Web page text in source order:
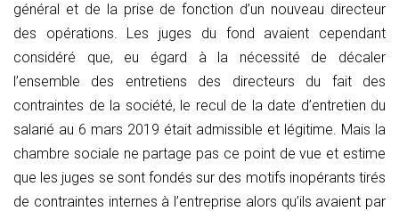
général et de la prise de fonction d’un nouveau directeur
des opérations. Les juges du fond avaient cependant
considéré que, eu égard à la nécessité de décaler
l’ensemble des entretiens des directeurs du fait des
contraintes de la société, le recul de la date d’entretien du
salarié au 6 mars 2019 était admissible et légitime. Mais la
chambre sociale ne partage pas ce point de vue et estime
que les juges se sont fondés sur des motifs inopérants tirés
de contraintes internes à l’entreprise alors qu’ils avaient par